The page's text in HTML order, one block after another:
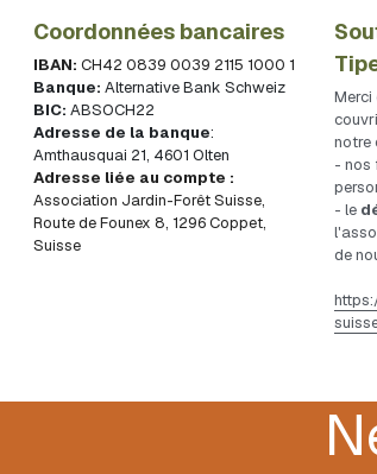
Coordonnées bancaires
IBAN: CH42 0839 0039 2115 1000 1
Banque: Alternative Bank Schweiz
BIC: ABSOCH22
Adresse de la banque:
Amthausquai 21, 4601 Olten
Association Jardin-Forêt Suisse,
Route de Founex 8, 1296 Coppet,
Suisse
Merci
notre
- nos
- le
de